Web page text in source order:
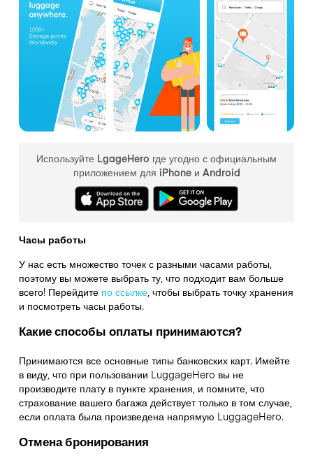
Используйте LgageHero где угодно с официальным
приложением для iPhone и Android
Часы работы
У нас есть множество точек с разными часами работы,
поэтому вы можете выбрать ту, что подходит вам больше
всего! Перейдите по ссылке, чтобы выбрать точку хранения
и посмотреть часы работы.
Какие способы оплаты принимаются?
Принимаются все основные типы банковских карт. Имейте
в виду, что при пользовании LuggageHero вы не
производите плату в пункте хранения, и помните, что
страхование вашего багажа действует только в том случае,
если оплата была произведена напрямую LuggageHero.
Отмена бронирования